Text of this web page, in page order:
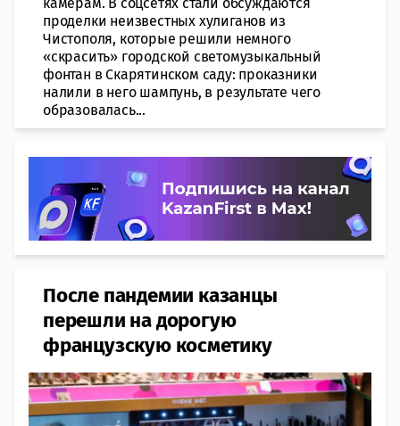
проделки неизвестных хулиганов из
Чистополя, которые решили немного
«скрасить» городской светомузыкальный
фонтан в Скарятинском саду: проказники
налили в него шампунь, в результате чего
образовалась...
После пандемии казанцы
перешли на дорогую
французскую косметику